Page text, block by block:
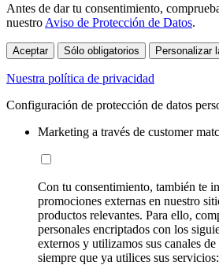
Antes de dar tu consentimiento,
nuestro Aviso de Protección de Datos.
Aceptar Sólo obligatorios Personalizar
Nuestra política de privacidad
Configuración de protección de datos
Marketing a través de customer
Con tu consentimiento, también te
promociones externas en nuestro
productos relevantes. Para ello,
personales encriptados con los
externos y utilizamos sus canales
siempre que ya utilices sus servicios: